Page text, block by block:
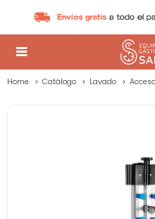

Home Catálogo Lavado